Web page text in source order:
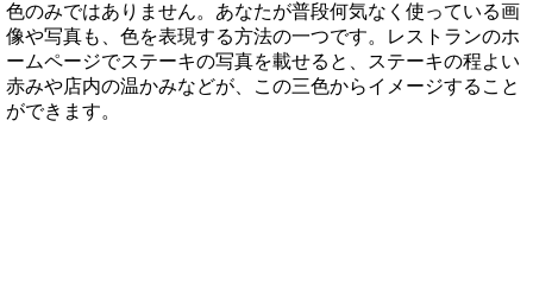
色のみではありません。あなたが普段何気なく使っている画
像や写真も、色を表現する方法の一つです。レストランのホ
ームページでステーキの写真を載せると、ステーキの程よい
赤みや店内の温かみなどが、この三色からイメージすること
ができます。